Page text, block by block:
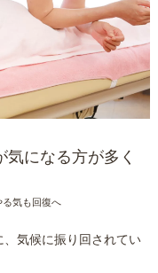
になる方が多く
気も回復へ
気候に振り回されてい